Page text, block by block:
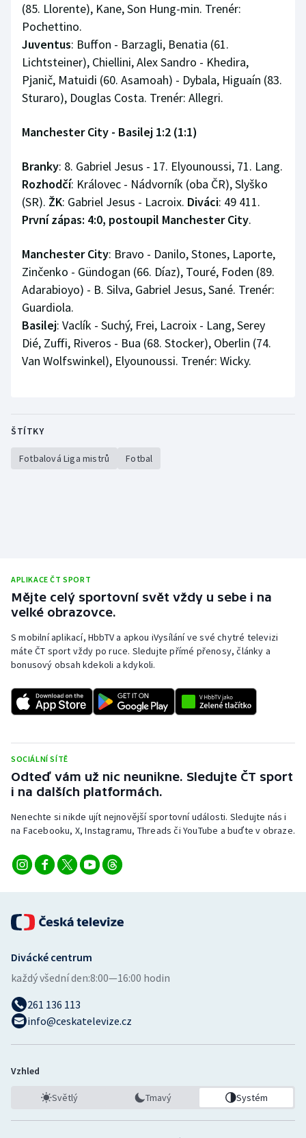
(85. Llorente), Kane, Son Hung-min. Trenér:
Pochettino.
Juventus: Buffon - Barzagli, Benatia (61.
Lichtsteiner), Chiellini, Alex Sandro - Khedira,
Pjanič, Matuidi (60. Asamoah) - Dybala, Higuaín (83.
Sturaro), Douglas Costa. Trenér: Allegri.
Manchester City - Basilej 1:2 (1:1)
Branky: 8. Gabriel Jesus - 17. Elyounoussi, 71. Lang.
Rozhodčí: Královec - Nádvorník (oba ČR), Slyško
(SR). ŽK: Gabriel Jesus - Lacroix. Diváci: 49 411.
První zápas: 4:0, postoupil Manchester City.
Manchester City: Bravo - Danilo, Stones, Laporte,
Zinčenko - Gündogan (66. Díaz), Touré, Foden (89.
Adarabioyo) - B. Silva, Gabriel Jesus, Sané. Trenér:
Guardiola.
Basilej: Vaclík - Suchý, Frei, Lacroix - Lang, Serey
Dié, Zuffi, Riveros - Bua (68. Stocker), Oberlin (74.
Van Wolfswinkel), Elyounoussi. Trenér: Wicky.
ŠTÍTKY
Fotbalová Liga mistrů Fotbal
APLIKACE ČT SPORT
Mějte celý sportovní svět vždy u sebe i na
velké obrazovce.
S mobilní aplikací, HbbTV a apkou iVysílání ve své chytré televizi
máte ČT sport vždy po ruce. Sledujte přímé přenosy, články a
bonusový obsah kdekoli a kdykoli.
SOCIÁLNÍ SÍTĚ
Odteď vám už nic neunikne. Sledujte ČT sport
i na dalších platformách.
Nenechte si nikde ujít nejnovější sportovní události. Sledujte nás i
na Facebooku, X, Instagramu, Threads či YouTube a buďte v obraze.
Divácké centrum
každý všední den:8:00—16:00 hodin
261 136 113
info@ceskatelevize.cz
Vzhled
Světlý Tmavý Systém